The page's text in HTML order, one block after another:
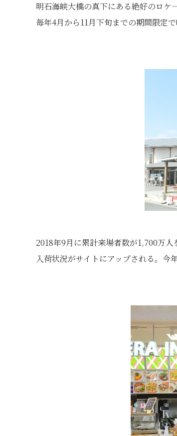
明石海峡大橋の真下にある絶好のロ
毎年4月から11月下旬までの期間限定で
2018年9月に累計来場者数が1,700万
入荷状況がサイトにアップされる。今